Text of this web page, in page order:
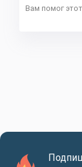
Вам помог